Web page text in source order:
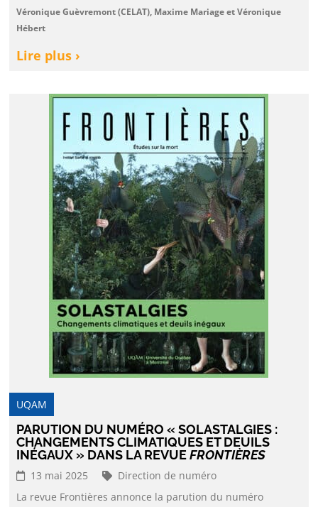
Véronique Guèvremont (CELAT), Maxime Mariage et Véronique
Hébert
Lire plus ›
UQAM
PARUTION DU NUMÉRO « SOLASTALGIES :
CHANGEMENTS CLIMATIQUES ET DEUILS
INÉGAUX » DANS LA REVUEFRONTIÈRES
13 mai 2025
Direction de numéro
La revue Frontières annonce la parution du numéro